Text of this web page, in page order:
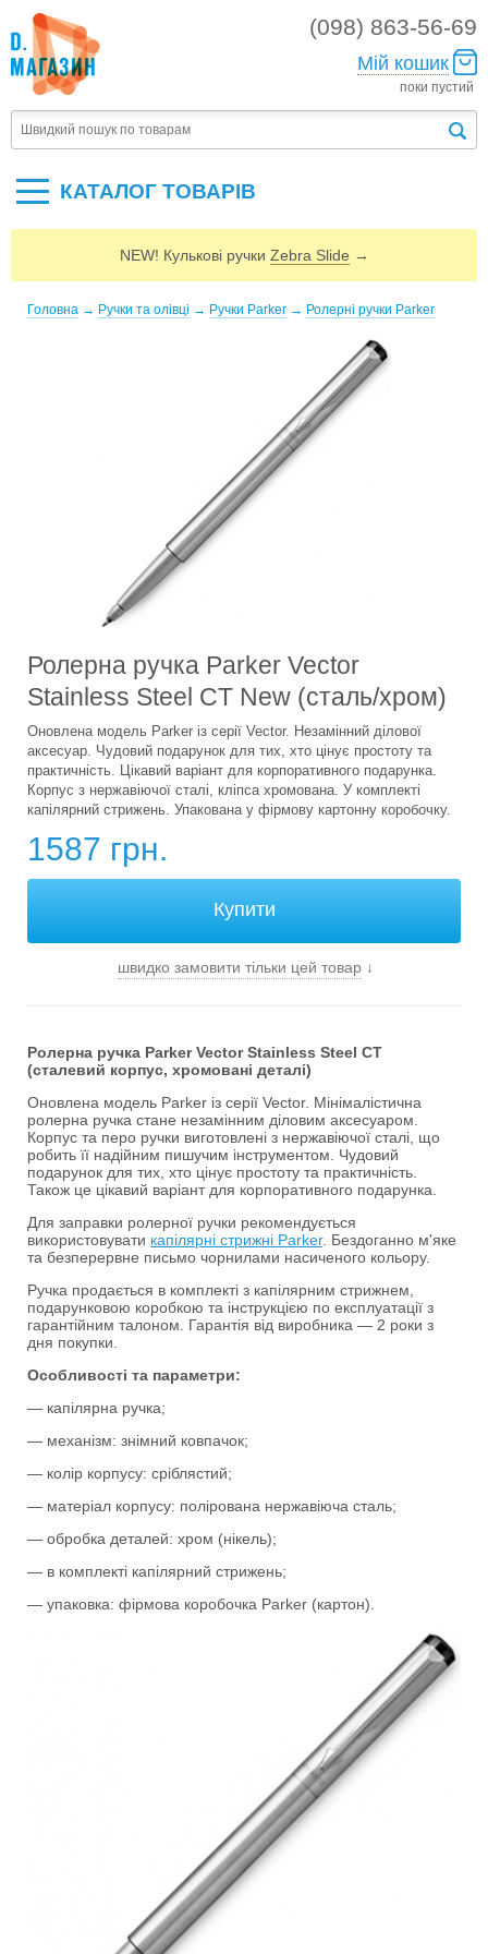
(098) 863-56-69
Мій кошик
поки пустий
КАТАЛОГ ТОВАРIВ
NEW! Кулькові ручки Zebra Slide →
Головна → Ручки та олівці → Ручки Parker → Ролерні ручки Parker
Ролерна ручка Parker Vector
Stainless Steel CT New (сталь/хром)
Оновлена модель Parker із серії Vector. Незамінний ділової
аксесуар. Чудовий подарунок для тих, хто цінує простоту та
практичність. Цікавий варіант для корпоративного подарунка.
Корпус з нержавіючої сталі, кліпса хромована. У комплекті
капілярний стрижень. Упакована у фірмову картонну коробочку.
1587 грн.
швидко замовити тільки цей товар↓
Ролерна ручка Parker Vector Stainless Steel CT
(сталевий корпус, хромовані деталі)
Оновлена модель Parker із серії Vector. Мінімалістична
ролерна ручка стане незамінним діловим аксесуаром.
Корпус та перо ручки виготовлені з нержавіючої сталі, що
робить її надійним пишучим інструментом. Чудовий
подарунок для тих, хто цінує простоту та практичність.
Також це цікавий варіант для корпоративного подарунка.
Для заправки ролерної ручки рекомендується
використовувати капілярні стрижні Parker. Бездоганно м'яке
та безперервне письмо чорнилами насиченого кольору.
Ручка продається в комплекті з капілярним стрижнем,
подарунковою коробкою та інструкцією по експлуатації з
гарантійним талоном. Гарантія від виробника — 2 роки з
дня покупки.
Особливості та параметри:
— капілярна ручка;
— механізм: знімний ковпачок;
— колір корпусу: сріблястий;
— матеріал корпусу: полірована нержавіюча сталь;
— обробка деталей: хром (нікель);
— в комплекті капілярний стрижень;
— упаковка: фірмова коробочка Parker (картон).